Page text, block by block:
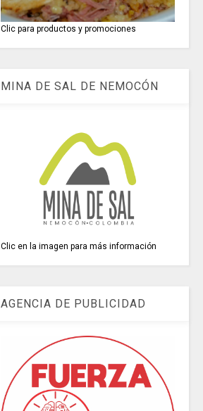
Clic para productos y promociones
MINA DE SAL DE NEMOCÓN
Clic en la imagen para más información
AGENCIA DE PUBLICIDAD